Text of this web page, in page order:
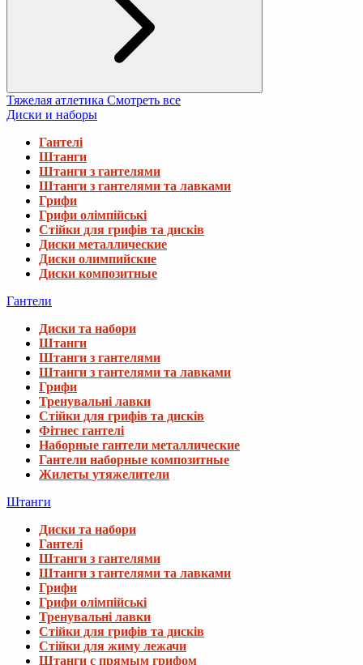
Тяжелая атлетика Смотреть все
Диски и наборы
Гантелі
Штанги
Штанги з гантелями
Штанги з гантелями та лавками
Грифи
Грифи олімпійські
Стійки для грифів та дисків
Диски металлические
Диски олимпийские
Диски композитные
Гантели
Диски та набори
Штанги
Штанги з гантелями
Штанги з гантелями та лавками
Грифи
Тренувальні лавки
Стійки для грифів та дисків
Фітнес гантелі
Наборные гантели металлические
Гантели наборные композитные
Жилеты утяжелители
Штанги
Диски та набори
Гантелі
Штанги з гантелями
Штанги з гантелями та лавками
Грифи
Грифи олімпійські
Тренувальні лавки
Стійки для грифів та дисків
Стійки для жиму лежачи
Штанги с прямым грифом